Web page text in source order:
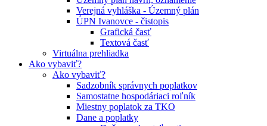
Verejná vyhláška - Územný plán
ÚPN Ivanovce - čistopis
Grafická časť
Textová časť
Virtuálna prehliadka
Ako vybaviť?
Ako vybaviť?
Sadzobník správnych poplatkov
Samostatne hospodáriaci roľník
Miestny poplatok za TKO
Dane a poplatky